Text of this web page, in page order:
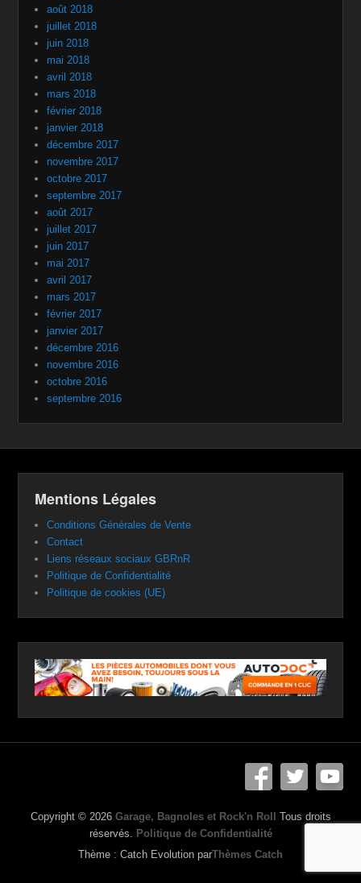
août 2018
juillet 2018
juin 2018
mai 2018
avril 2018
mars 2018
février 2018
janvier 2018
décembre 2017
novembre 2017
octobre 2017
septembre 2017
août 2017
juillet 2017
juin 2017
mai 2017
avril 2017
mars 2017
février 2017
janvier 2017
décembre 2016
novembre 2016
octobre 2016
septembre 2016
Mentions Légales
Conditions Générales de Vente
Contact
Liens réseaux sociaux GBRnR
Politique de Confidentialité
Politique de cookies (UE)
Copyright © 2026 Garage, Bagnoles et Rock'n Roll
Tous droits
réservés. Politique de Confidentialité
Thème : Catch Evolution parThèmes Catch